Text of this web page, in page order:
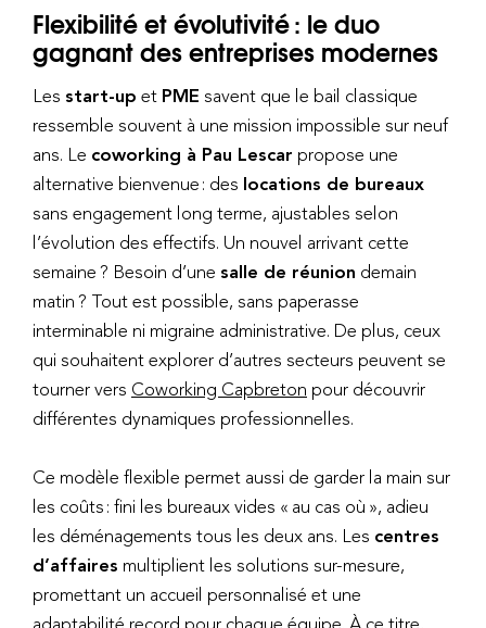
Flexibilité et évolutivité : le duo
gagnant des entreprises modernes
Les start-up et PME savent que le bail classique
ressemble souvent à une mission impossible sur neuf
ans. Le coworking à Pau Lescar propose une
alternative bienvenue : des locations de bureaux
sans engagement long terme, ajustables selon
l’évolution des effectifs. Un nouvel arrivant cette
semaine ? Besoin d’une salle de réunion demain
matin ? Tout est possible, sans paperasse
interminable ni migraine administrative. De plus, ceux
qui souhaitent explorer d’autres secteurs peuvent se
tourner vers Coworking Capbreton pour découvrir
différentes dynamiques professionnelles.
Ce modèle flexible permet aussi de garder la main sur
les coûts : fini les bureaux vides « au cas où », adieu
les déménagements tous les deux ans. Les centres
d’affaires multiplient les solutions sur-mesure,
promettant un accueil personnalisé et une